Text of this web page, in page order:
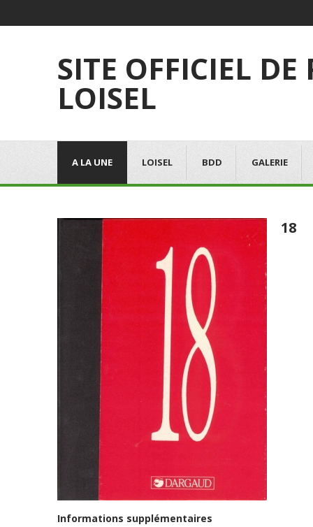
SITE OFFICIEL DE
LOISEL
A LA UNE LOISEL BDD GALERIE
18
Informations supplémentaires